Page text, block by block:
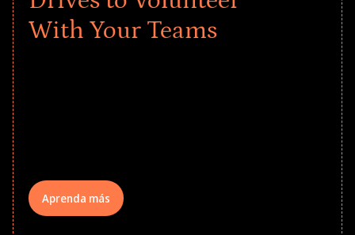
With Your Teams
Aprenda más